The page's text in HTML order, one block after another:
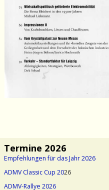
Termine 2026
Empfehlungen für das Jahr 2026
ADMV Classic Cup 2026
ADMV-Rallye 2026